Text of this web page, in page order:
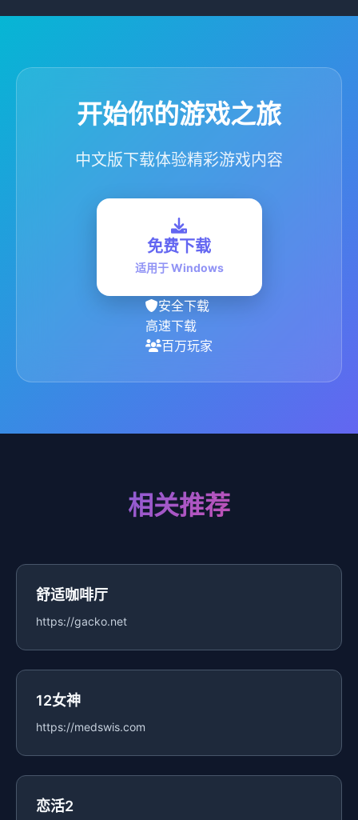
开始你的游戏之旅
中文版下载体验精彩游戏内容
免费下载
适用于 Windows
安全下载
高速下载
百万玩家
相关推荐
舒适咖啡厅
https://gacko.net
12女神
https://medswis.com
恋活2